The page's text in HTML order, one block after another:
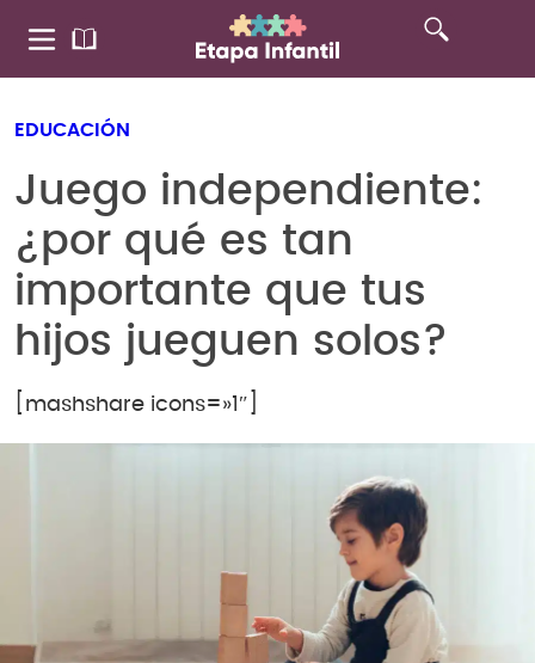
EDUCACIÓN
Juego independiente:
¿por qué es tan
importante que tus
hijos jueguen solos?
[mashshare icons=»1″]